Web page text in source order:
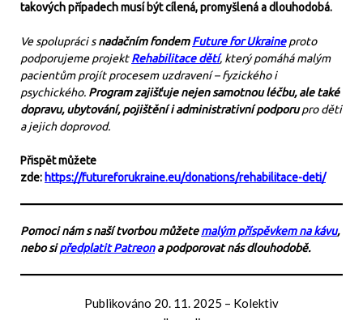
takových případech musí být cílená, promyšlená a dlouhodobá.
Ve spolupráci snadačním fondemFuture for Ukraineproto
podporujeme projektRehabilitace dětí, který pomáhá malým
pacientům projít procesem uzdravení – fyzického i
psychického. Program zajišťuje nejen samotnou léčbu, ale také
dopravu, ubytování, pojištění i administrativní podporupro děti
a jejich doprovod.
Přispět můžete
zde: https://futureforukraine.eu/donations/rehabilitace-deti/
Pomoci nám s naší tvorbou můžetemalým příspěvkem na kávu,
nebo sipředplatit Patreona podporovat nás dlouhodobě.
Publikováno 20. 11. 2025 – Kolektiv